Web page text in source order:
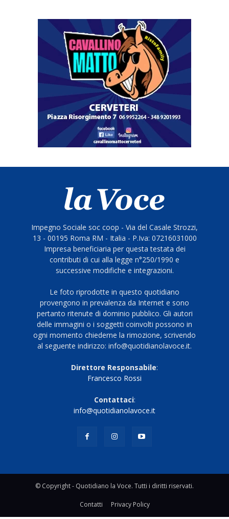
Impegno Sociale soc coop - Via del Casale Strozzi,
13 - 00195 Roma RM - Italia - P.Iva: 07216031000
Impresa beneficiaria per questa testata dei
contributi di cui alla legge n°250/1990 e
successive modifiche e integrazioni.
Le foto riprodotte in questo quotidiano
provengono in prevalenza da Internet e sono
pertanto ritenute di dominio pubblico. Gli autori
delle immagini o i soggetti coinvolti possono in
ogni momento chiederne la rimozione, scrivendo
al seguente indirizzo: info@quotidianolavoce.it.
Direttore Responsabile:
Francesco Rossi
Contattaci:
info@quotidianolavoce.it
© Copyright - Quotidiano la Voce. Tutti i diritti riservati.
Contatti Privacy Policy